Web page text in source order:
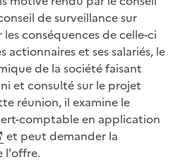
de surveillance sur
conséquences de celle-ci
actionnaires et ses salariés, le
de la société faisant
et consulté sur le projet
réunion, il examine le
comptable en application
et peut demander la
l'offre.